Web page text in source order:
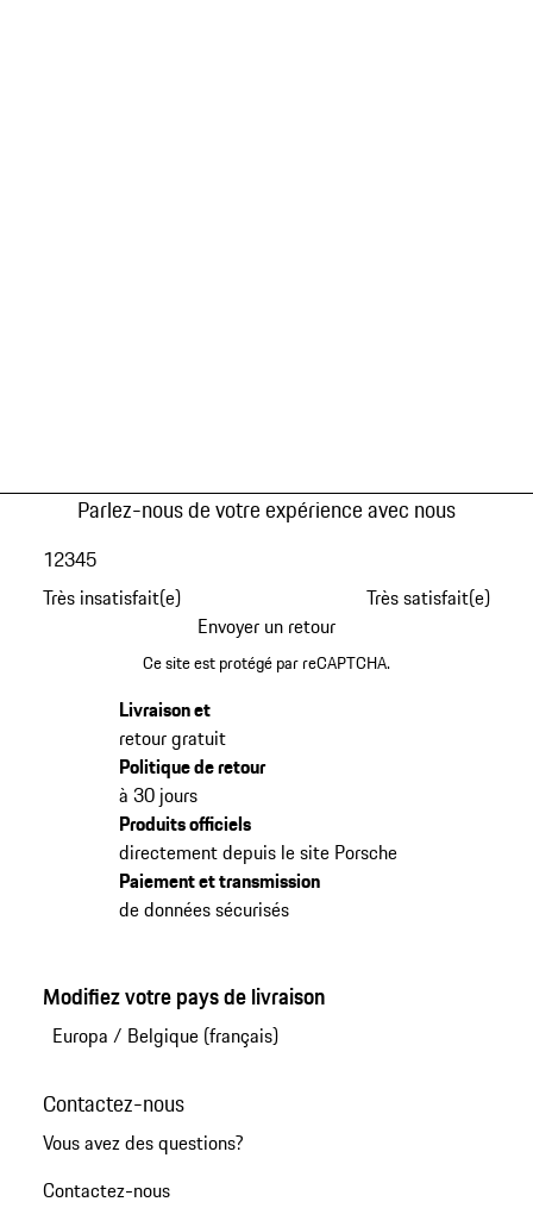
Parlez-nous de votre expérience avec nous
Très insatisfait(e)
12345
Très satisfait(e)
Envoyer un retour
Ce site est protégé par reCAPTCHA.
Livraison et
retour gratuit
Politique de retour
à 30 jours
Produits officiels
directement depuis le site Porsche
Paiement et transmission
de données sécurisés
Modifiez votre pays de livraison
Europa / Belgique (français)
Contactez-nous
Vous avez des questions?
Contactez-nous